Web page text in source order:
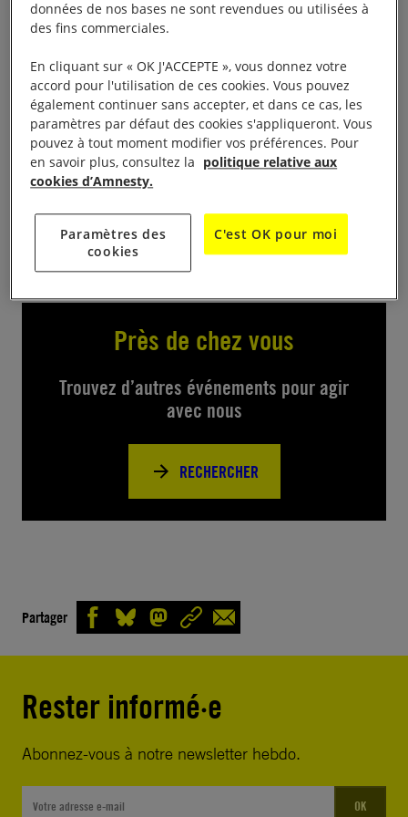
de 10h à 16h, à la médiathèque Tarentaize. Nous
compte pour venir en aide aux personnes en danger
mises en avant lors de cette campagne mondiale.
Contact
st.etienne.amnesty@gmail.com
Près de chez vous
Trouvez d’autres événements pour agir
avec nous
RECHERCHER
Partager
Rester informé·e
Abonnez-vous à notre newsletter hebdo.
OK
données de nos bases ne sont revendues ou utilisées à
des fins commerciales.
En cliquant sur « OK J'ACCEPTE », vous donnez votre
accord pour l'utilisation de ces cookies. Vous pouvez
également continuer sans accepter, et dans ce cas, les
paramètres par défaut des cookies s'appliqueront. Vous
pouvez à tout moment modifier vos préférences. Pour
en savoir plus, consultez la politique relative aux
cookies d’Amnesty.
Paramètres des
cookies
C'est OK pour moi